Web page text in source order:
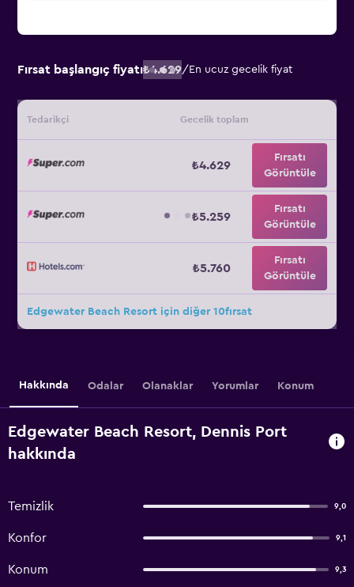
Fırsat başlangıç fiyatı₺4.629/ En ucuz gecelik fiyat
Tedarikçi Gecelik toplam
₺4.629
Fırsatı
Görüntüle
₺5.259
Fırsatı
Görüntüle
₺5.760
Fırsatı
Görüntüle
Edgewater Beach Resort için diğer 10fırsat
Hakkında Odalar Olanaklar Yorumlar Konum
Edgewater Beach Resort, Dennis Port
hakkında
Temizlik 9,0
Konfor 9,1
Konum 9,3